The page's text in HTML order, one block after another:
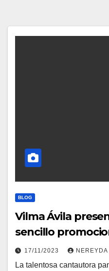
BLOG
Vilma Ávila
sencillo
17/11/2023
La talentosa cantautora